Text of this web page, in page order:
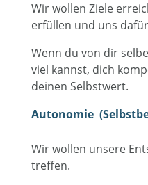
Wir wollen Ziele
erfüllen und uns
Wenn du von dir
viel kannst, dich
deinen Selbstwert.
Autonomie
Wir wollen unsere
treffen.